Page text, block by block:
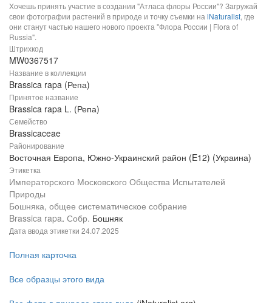
Хочешь принять участие в создании "Атласа флоры России"? Загружай
свои фотографии растений в природе и точку съемки наiNaturalist, где
они станут частью нашего нового проекта "Флора России | Flora of
Russia".
Штрихкод
MW0367517
Название в коллекции
Brassica rapa (Репа)
Принятое название
Brassica rapa L. (Репа)
Семейство
Brassicaceae
Районирование
Восточная Европа, Южно-Украинский район (E12) (Украина)
Этикетка
Императорского Московского Общества Испытателей
Природы
Бошняка, общее систематическое собрание
Brassica rapa. Собр. Бошняк
Дата ввода этикетки 24.07.2025
Полная карточка
Все образцы этого вида